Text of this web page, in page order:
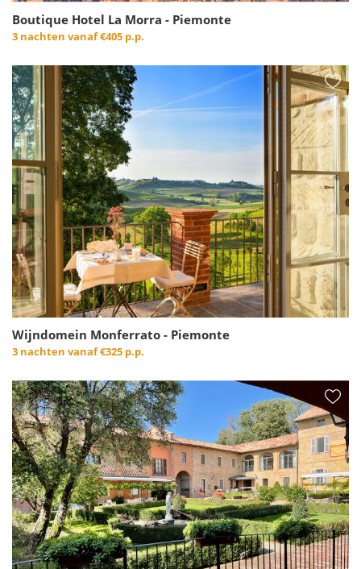
Boutique Hotel La Morra - Piemonte
3 nachten vanaf€405 p.p.
Wijndomein Monferrato - Piemonte
3 nachten vanaf€325 p.p.